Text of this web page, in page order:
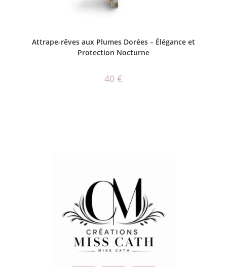
Attrape-rêves aux Plumes Dorées – Élégance et
Protection Nocturne
40 €